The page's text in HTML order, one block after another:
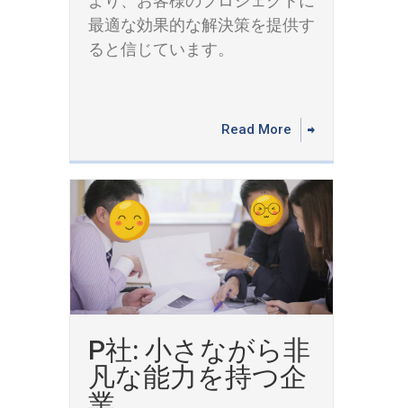
最適な効果的な解決策を提供す
ると信じています。
Read More
P社: 小さながら非
凡な能力を持つ企